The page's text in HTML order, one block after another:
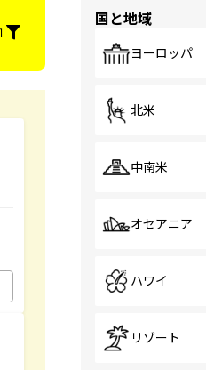
国と地域
ヨーロッパ
北米
中南米
オセアニア
ハワイ
リゾート